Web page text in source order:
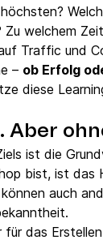
welchem
Traffic und
– ob Erfolg
diese
Aber
ist die
bist, ist
auch
für das